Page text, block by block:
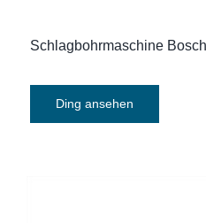
Schlagbohrmaschine
Ding ansehen